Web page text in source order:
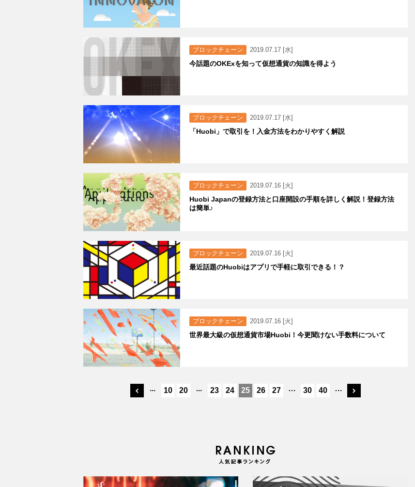
ブロックチェーン 2019.07.17 [水]
今話題のOKExを知って仮想通貨の知識を得よう
ブロックチェーン 2019.07.17 [水]
「Huobi」で取引を！入金方法をわかりやすく解説
ブロックチェーン 2019.07.16 [火]
Huobi Japanの登録方法と口座開設の手順を詳しく解説！登録方法
は簡単♪
ブロックチェーン 2019.07.16 [火]
最近話題のHuobiはアプリで手軽に取引できる！？
ブロックチェーン 2019.07.16 [火]
世界最大級の仮想通貨市場Huobi！今更聞けない手数料について
... 10 20 ... 23 24 25 26 27 … 30 40 …